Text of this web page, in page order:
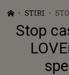
STIRI
Stop